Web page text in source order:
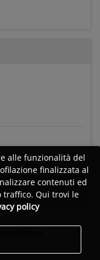
alle funzionalità del
finalizzata al
contenuti ed
traffico. Qui trovi le
policy